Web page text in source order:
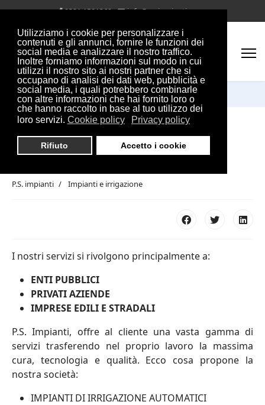
Utilizziamo i cookie per personalizzare i
contenuti e gli annunci, fornire le funzioni dei
social media e analizzare il nostro traffico.
Inoltre forniamo informazioni sul modo in cui
utilizzi il nostro sito ai nostri partner che si
occupano di analisi dei dati web, pubblicità e
social media, i quali potrebbero combinarle
con altre informazioni che hai fornito loro o
che hanno raccolto in base al tuo utilizzo dei
loro servizi. Cookie policy Privacy policy
Rifiuto Accetto i cookie
0321 1581369 info@ps-impianti.com
Servizi
P.S. impianti Impianti e irrigazione
I nostri servizi si rivolgono principalmente a:
ENTI PUBBLICI
PRIVATI AZIENDE
IMPRESE EDILI E STRADALI
P.S. Impianti, offre al cliente una vasta gamma di
servizi trasferendo nel proprio lavoro la massima
cura, tecnologia e qualità. Ecco cosa propone la
nostra società:
IMPIANTI DI IRRIGAZIONE AUTOMATICI